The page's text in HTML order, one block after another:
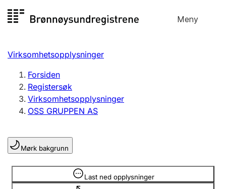
til
Meny
Registersøk
Aksjeselskap
Enkeltpersonforetak
Registrere, endre, slette
Lag og forening
Registrere, endre, slette
Virksomhetsopplysninger
Forsiden
Registersøk
Virksomhetsopplysninger
OSS GRUPPEN AS
Mørk bakgrunn
Last ned opplysninger
Opplysninger er skjult